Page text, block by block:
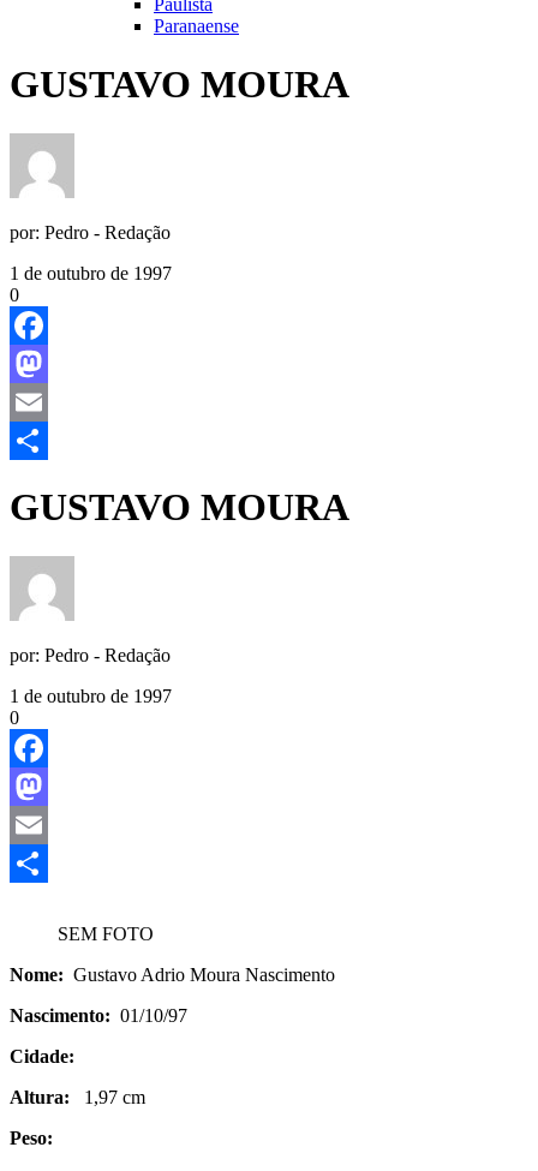
Paulista
Paranaense
GUSTAVO MOURA
por: Pedro - Redação
1 de outubro de 1997
0
Facebook
Mastodon
Email
GUSTAVO MOURA
por: Pedro - Redação
1 de outubro de 1997
0
Facebook
Mastodon
Email
SEM FOTO
Nome: Gustavo Adrio Moura Nascimento
Nascimento: 01/10/97
Cidade:
Altura: 1,97 cm
Peso: